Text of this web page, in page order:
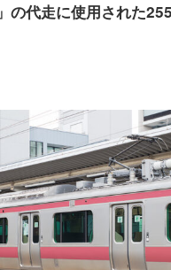
の代走に使用された